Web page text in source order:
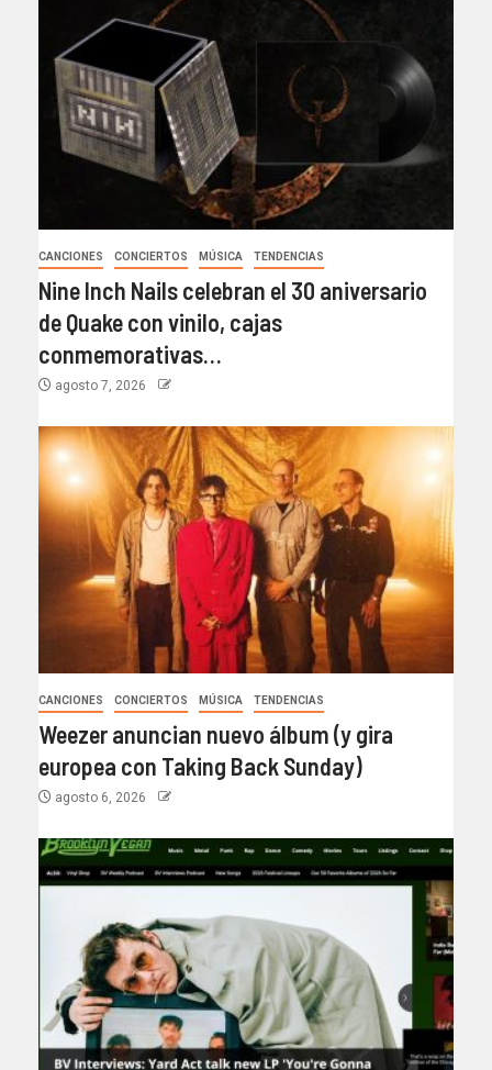
CANCIONES CONCIERTOS MÚSICA TENDENCIAS
Nine Inch Nails celebran el 30 aniversario
de Quake con vinilo, cajas
conmemorativas…
agosto 7, 2026
CANCIONES CONCIERTOS MÚSICA TENDENCIAS
Weezer anuncian nuevo álbum (y gira
europea con Taking Back Sunday)
agosto 6, 2026